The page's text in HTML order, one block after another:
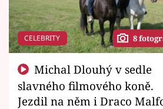
CELEBRITY 8
slavného filmového koně.
Jezdil na něm i Draco